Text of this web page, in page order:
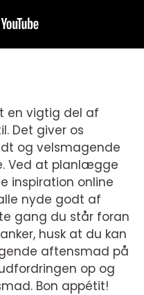
en vigtig del af
Det giver os
og velsmagende
Ved at planlægge
inspiration online
nyde godt af
gang du står foran
husk at du kan
aftensmad på
op og
Bon appétit!